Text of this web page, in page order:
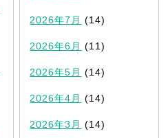
2026年7月 (14)
2026年6月 (11)
2026年5月 (14)
2026年4月 (14)
2026年3月 (14)